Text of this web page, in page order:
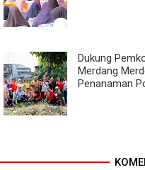
Dukung
Merdang
Penanaman